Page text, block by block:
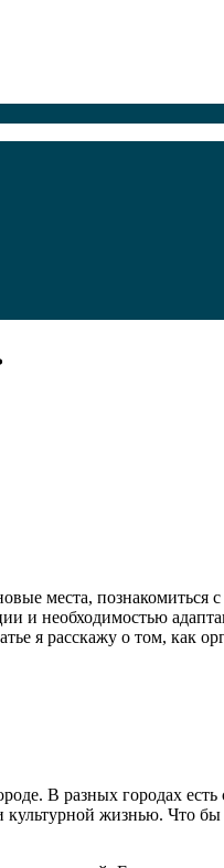
места,
и необходимостью
я расскажу о том, как
В разных городах
жизнью. Что